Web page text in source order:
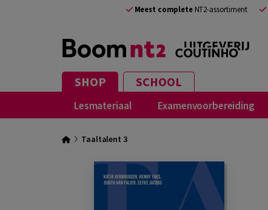
Meest completeNT2-assortiment
SHOP SCHOOL
Lesmateriaal Examenvoorbereiding
Taaltalent 3